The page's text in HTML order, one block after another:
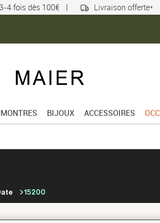
4 fois dès 100€ | Livraison offerte*
MONTRES BIJOUX ACCESSOIRES
15200